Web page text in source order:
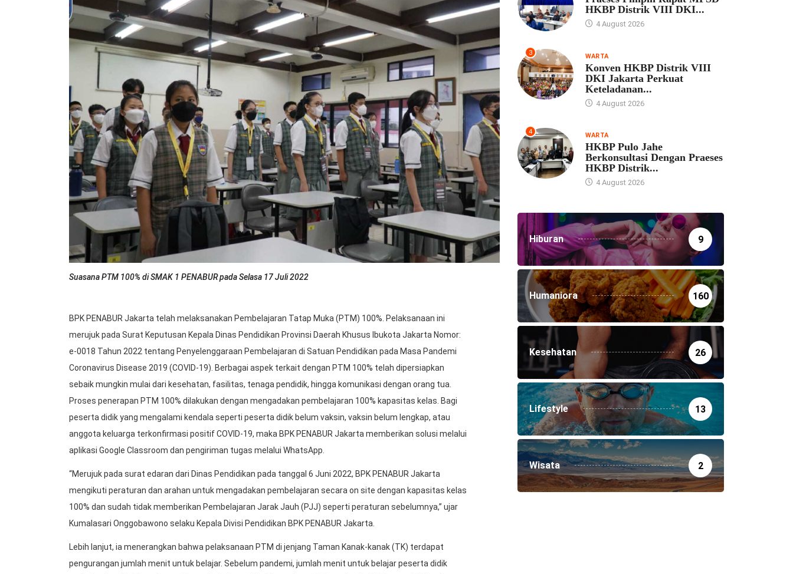
Suasana PTM 100% di SMAK 1 PENABUR pada Selasa 17 Juli 2022
BPK PENABUR Jakarta telah melaksanakan Pembelajaran Tatap Muka (PTM) 100%. Pelaksanaan ini
merujuk pada Surat Keputusan Kepala Dinas Pendidikan Provinsi Daerah Khusus Ibukota Jakarta Nomor:
e-0018 Tahun 2022 tentang Penyelenggaraan Pembelajaran di Satuan Pendidikan pada Masa Pandemi
Coronavirus Disease 2019 (COVID-19). Berbagai aspek terkait dengan PTM 100% telah dipersiapkan
sebaik mungkin mulai dari kesehatan, fasilitas, tenaga pendidik, hingga komunikasi dengan orang tua.
Proses penerapan PTM 100% dilakukan dengan mengadakan pembelajaran 100% kapasitas kelas. Bagi
peserta didik yang mengalami kendala seperti peserta didik belum vaksin, vaksin belum lengkap, atau
anggota keluarga terkonfirmasi positif COVID-19, maka BPK PENABUR Jakarta memberikan solusi melalui
aplikasi Google Classroom dan pengiriman tugas melalui WhatsApp.
“Merujuk pada surat edaran dari Dinas Pendidikan pada tanggal 6 Juni 2022, BPK PENABUR Jakarta
mengikuti peraturan dan arahan untuk mengadakan pembelajaran secara on site dengan kapasitas kelas
100% dan sudah tidak memberikan Pembelajaran Jarak Jauh (PJJ) seperti peraturan sebelumnya,” ujar
Kumalasari Onggobawono selaku Kepala Divisi Pendidikan BPK PENABUR Jakarta.
Lebih lanjut, ia menerangkan bahwa pelaksanaan PTM di jenjang Taman Kanak-kanak (TK) terdapat
pengurangan jumlah menit untuk belajar. Sebelum pandemi, jumlah menit untuk belajar peserta didik
HKBP Distrik VIII DKI...
4 August 2026
3 WARTA
Konven HKBP Distrik VIII
DKI Jakarta Perkuat
Keteladanan...
4 August 2026
4 WARTA
HKBP Pulo Jahe
Berkonsultasi Dengan Praeses
HKBP Distrik...
4 August 2026
Hiburan 9
Humaniora 160
Kesehatan 26
Lifestyle 13
Wisata 2